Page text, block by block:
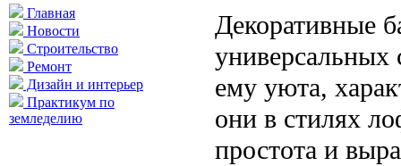
Главная
Новости
Строительство
Ремонт
Дизайн и интерьер
Практикум по
земледелию
Декоративные
универсальных
ему уюта,
они в стилях
простота и